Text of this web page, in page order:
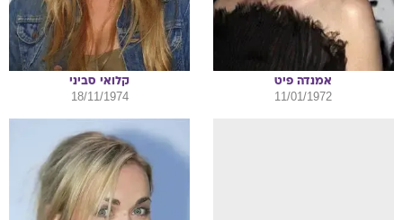
אמנדה פיט
11/01/1972
קלואי סביני
18/11/1974